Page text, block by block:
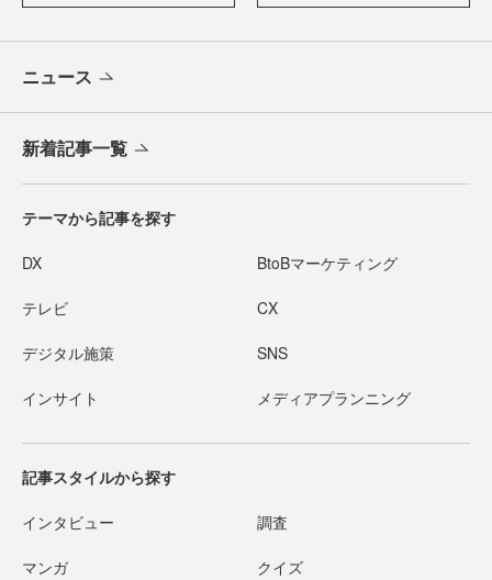
ニュース
新着記事一覧
テーマから記事を探す
DX BtoBマーケティング
テレビ CX
デジタル施策 SNS
インサイト メディアプランニング
記事スタイルから探す
インタビュー 調査
マンガ クイズ